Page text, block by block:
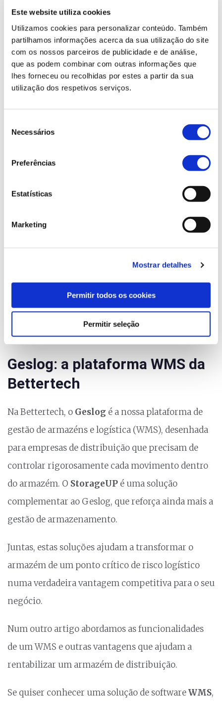
Este website utiliza cookies
Utilizamos cookies para personalizar conteúdo. Também
partilhamos informações acerca da sua utilização do site
com os nossos parceiros de publicidade e de análise,
que as podem combinar com outras informações que
lhes forneceu ou recolhidas por estes a partir da sua
utilização dos respetivos serviços.
Necessários
Preferências
Estatísticas
Marketing
Mostrar detalhes
Permitir todos os cookies
Permitir seleção
resolve estes desafios
Hoje em dia já podemos contar com soluções de
software que ajudam a gerir o dia a dia de um
armazém e de toda a operação logística associada.
Gestão de Armazém
Stock;
Recursos humanos.
A implementação deste tipo de sistemas permite a
quantidade de erros em operações, o aumento de
produtividade e outras vantagens que ajudam a
rentabilizar o negócio.
Geslog: a plataforma WMS da
Bettertech
Na Bettertech, o Geslog é a nossa plataforma de
gestão de armazéns e logística (WMS), desenhada
para empresas de distribuição que precisam de
controlar rigorosamente cada movimento dentro
do armazém. O StorageUP é uma solução
complementar ao Geslog, que reforça ainda mais a
gestão de armazenamento.
Juntas, estas soluções ajudam a transformar o
armazém de um ponto crítico de risco logístico
numa verdadeira vantagem competitiva para o seu
negócio.
Num outro artigo abordamos as funcionalidades
de um WMS e outras vantagens que ajudam a
rentabilizar um armazém de distribuição.
Se quiser conhecer uma solução de softwareWMS,